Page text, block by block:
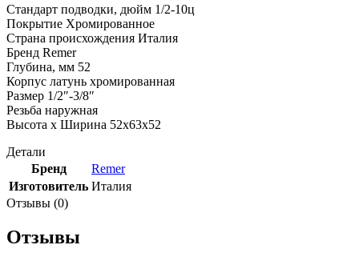
Стандарт подводки, дюйм 1/2-10ц
Покрытие Хромированное
Страна происхождения Италия
Бренд Remer
Глубина, мм 52
Корпус латунь хромированная
Размер 1/2″-3/8″
Резьба наружная
Высота x Ширина 52x63x52
Детали
Бренд
Remer
Изготовитель Италия
Отзывы (0)
Отзывы